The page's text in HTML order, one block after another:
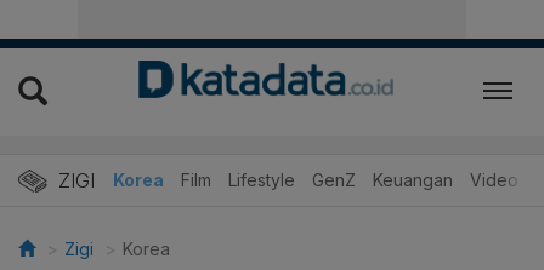
ZIGI
Hits Korea Film Lifestyle GenZ Keuangan Video
Zigi Korea